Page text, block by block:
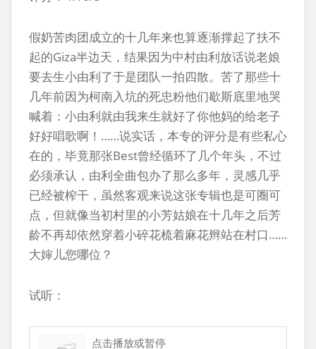
假奶苦肉团成立的十几年来也算逐渐撑起了扶不
起的Giza半边天，结果因为中村由利放话说老娘
要去生小由利了于是团队一拍四散。苦了那些十
几年前因为柯南入坑的死忠粉他们歇斯底里地哭
喊着：小由利就由我来生就好了你他妈的给老子
好好唱歌啊！……说实话，本专的评分是有些私心
在的，毕竟那张Best曾经循环了几个年头，不过
必须承认，由利全曲包办了那么多年，灵感几乎
已经被榨干，虽然客观来说这张专辑也是可圈可
点，但就像当初村里的小芳姑娘在十几年之后芳
龄不再却依然穿着小碎花梳着麻花辫站在村口……
大婶儿您哪位？
试听：
点击播放或暂停